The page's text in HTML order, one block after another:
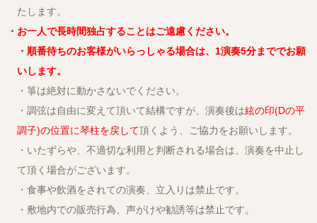
たします。
・お一人で長時間独占することはご遠慮ください。
・順番待ちのお客様がいらっしゃる場合は、1演奏5分まででお願
いします。
・箏は絶対に動かさないでください。
・調弦は自由に変えて頂いて結構ですが、演奏後は絃の印(Dの平
調子)の位置に琴柱を戻して頂くよう、ご協力をお願いします。
・いたずらや、不適切な利用と判断される場合は、演奏を中止し
て頂く場合がございます。
・食事や飲酒をされての演奏、立入りは禁止です。
・敷地内での販売行為、声がけや勧誘等は禁止です。